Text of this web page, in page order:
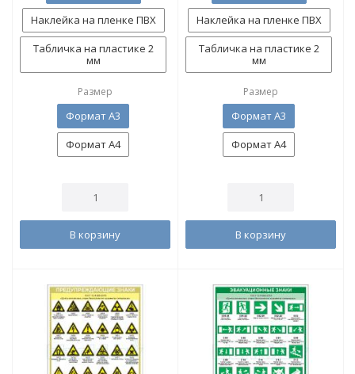
Наклейка на пленке ПВХ
Табличка на пластике 2
мм
Размер
Формат А3
Формат А4
В корзину
Наклейка на пленке ПВХ
Табличка на пластике 2
мм
Размер
Формат А3
Формат А4
В корзину